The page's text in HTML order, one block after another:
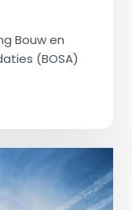
Bouw en
(BOSA)